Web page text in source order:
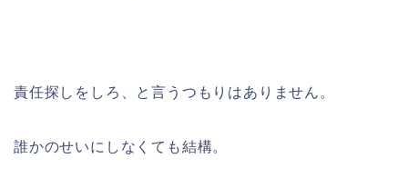
責任探しをしろ、と言うつもりはありません。
誰かのせいにしなくても結構。